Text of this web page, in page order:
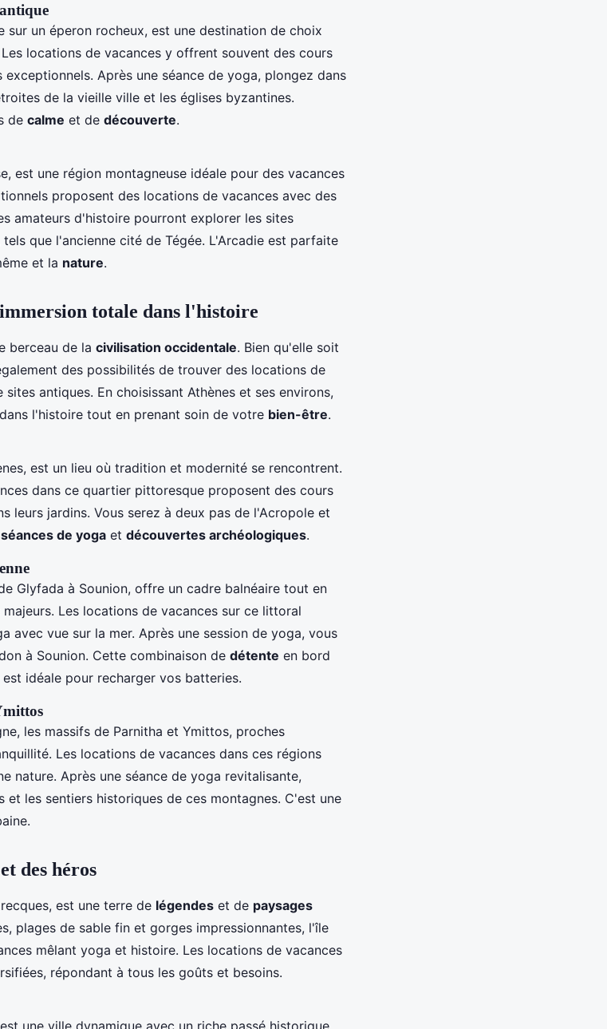
un éperon rocheux, est une destination de choix
Les locations de vacances y offrent souvent des cours
Après une séance de yoga, plongez dans
de la vieille ville et les églises byzantines.
de calme et de découverte.
est une région montagneuse idéale pour des vacances
proposent des locations de vacances avec des
amateurs d'histoire pourront explorer les sites
que l'ancienne cité de Tégée. L'Arcadie est parfaite
et la nature.
totale dans l'histoire
berceau de la civilisation occidentale. Bien qu'elle soit
des possibilités de trouver des locations de
antiques. En choisissant Athènes et ses environs,
l'histoire tout en prenant soin de votre bien-être.
est un lieu où tradition et modernité se rencontrent.
dans ce quartier pittoresque proposent des cours
leurs jardins. Vous serez à deux pas de l'Acropole et
séances de yoga et découvertes archéologiques.
Glyfada à Sounion, offre un cadre balnéaire tout en
Les locations de vacances sur ce littoral
avec vue sur la mer. Après une session de yoga, vous
à Sounion. Cette combinaison de détente en bord
idéale pour recharger vos batteries.
les massifs de Parnitha et Ymittos, proches
Les locations de vacances dans ces régions
nature. Après une séance de yoga revitalisante,
et les sentiers historiques de ces montagnes. C'est une
des héros
est une terre de légendes et de paysages
plages de sable fin et gorges impressionnantes, l'île
mêlant yoga et histoire. Les locations de vacances
répondant à tous les goûts et besoins.
une ville dynamique avec un riche passé historique.